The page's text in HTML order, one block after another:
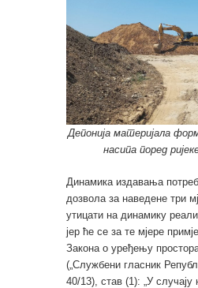
Депонија материјала
насипа поред
Динамика издавања
дозвола за наведене три
утицати на динамику
јер ће се за те мјере
Закона о уређењу
(„Службени гласник
40/13), став (1): „У случају